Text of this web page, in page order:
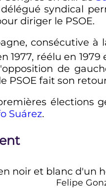
syndical
diriger le PSOE.
consécutive à
1977, réélu en
de
PSOE fait son
élections
Suárez.
Felipe